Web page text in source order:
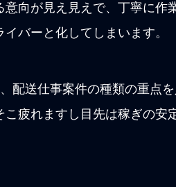
向が見え見えで、丁寧に作
バーと化してしまいます。
配送仕事案件の種類の重点
疲れますし目先は稼ぎの安